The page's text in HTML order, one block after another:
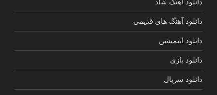
دانلود آهنگ شاد
دانلود آهنگ های قدیمی
دانلود انیمیشن
دانلود بازی
دانلود سریال